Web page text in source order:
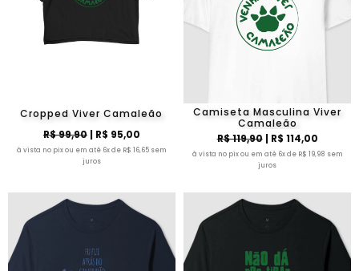
Cropped Viver Camaleão
R$ 99,90| R$ 95,00
à vista no pix ou em até 6x de R$ 16,65 sem
juros
Camiseta Masculina Viver
Camaleão
R$ 119,90| R$ 114,00
à vista no pix ou em até 6x de R$ 19,98 sem
juros